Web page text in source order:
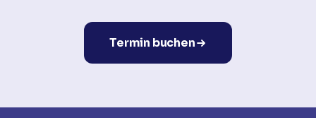
Termin buchen